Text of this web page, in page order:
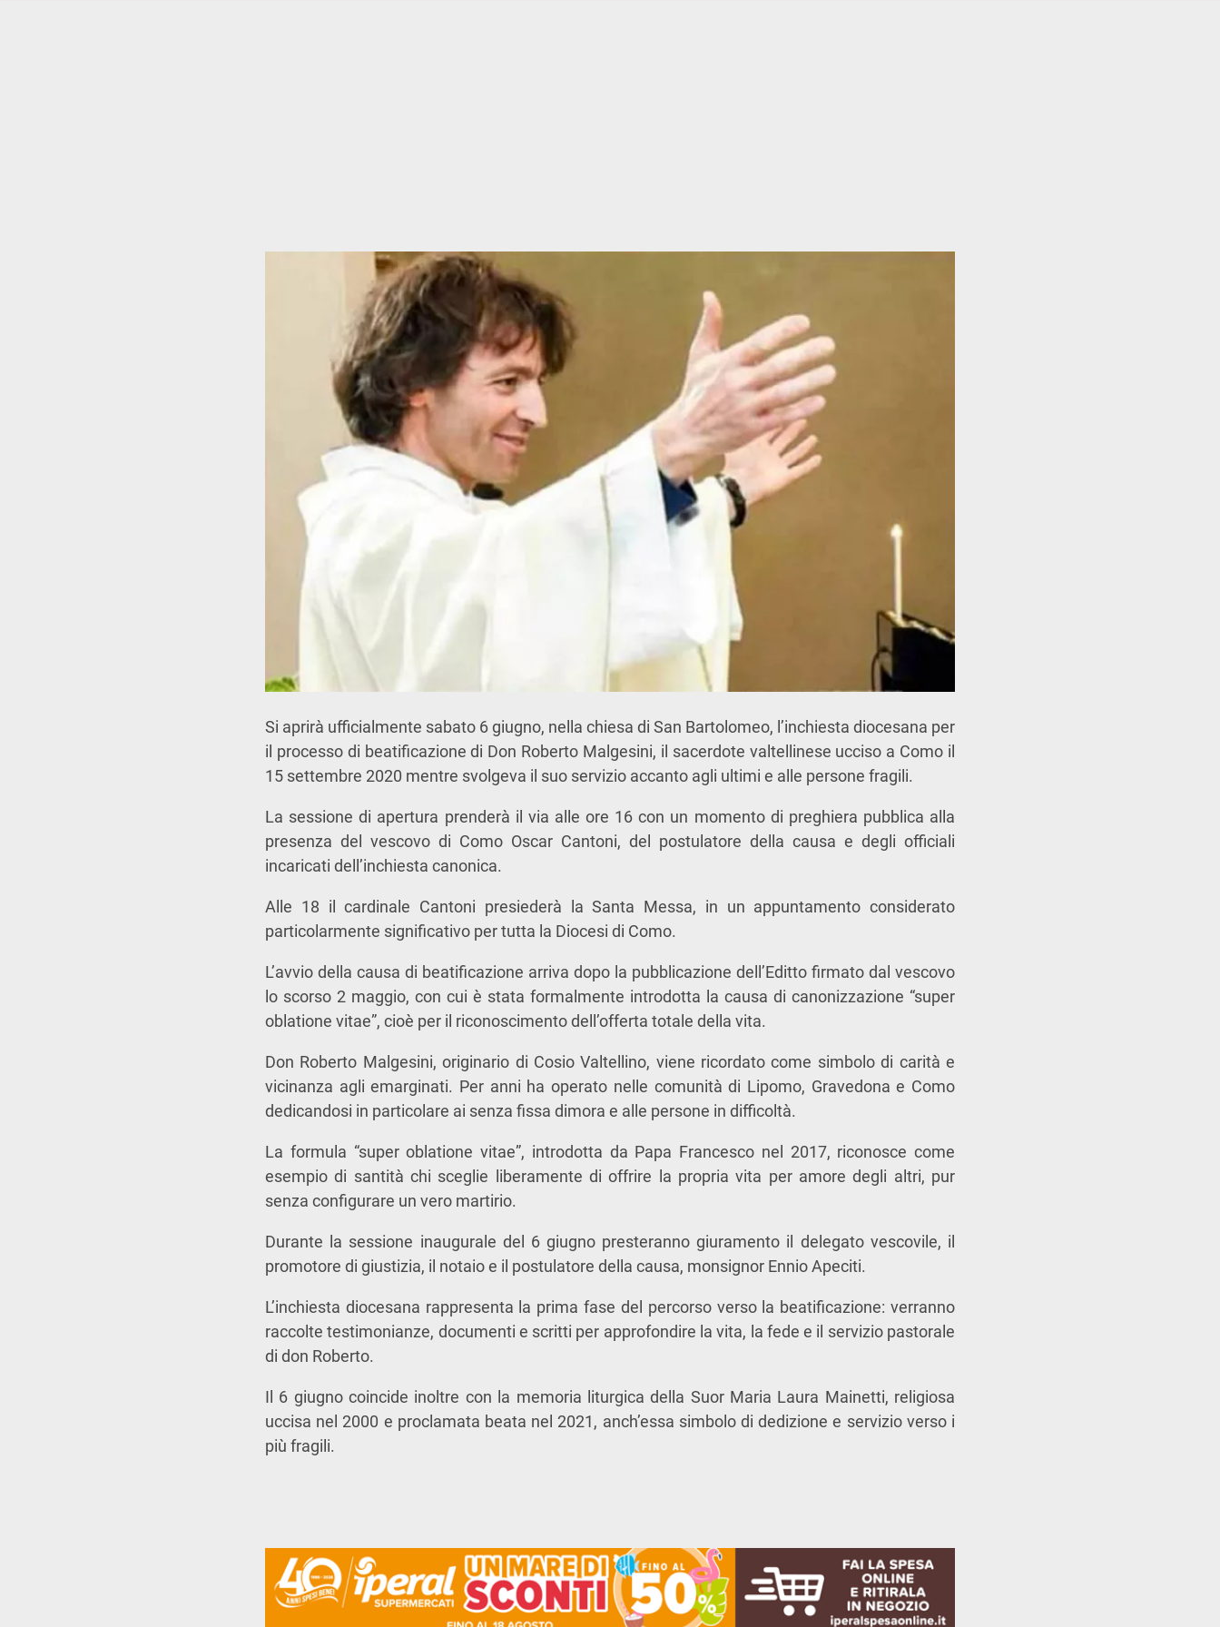
Si aprirà ufficialmente sabato 6 giugno, nella chiesa di San Bartolomeo, l’inchiesta diocesana per
il processo di beatificazione di Don Roberto Malgesini, il sacerdote valtellinese ucciso a Como il
15 settembre 2020 mentre svolgeva il suo servizio accanto agli ultimi e alle persone fragili.
La sessione di apertura prenderà il via alle ore 16 con un momento di preghiera pubblica alla
presenza del vescovo di Como Oscar Cantoni, del postulatore della causa e degli officiali
incaricati dell’inchiesta canonica.
Alle 18 il cardinale Cantoni presiederà la Santa Messa, in un appuntamento considerato
particolarmente significativo per tutta la Diocesi di Como.
L’avvio della causa di beatificazione arriva dopo la pubblicazione dell’Editto firmato dal vescovo
lo scorso 2 maggio, con cui è stata formalmente introdotta la causa di canonizzazione “super
oblatione vitae”, cioè per il riconoscimento dell’offerta totale della vita.
Don Roberto Malgesini, originario di Cosio Valtellino, viene ricordato come simbolo di carità e
vicinanza agli emarginati. Per anni ha operato nelle comunità di Lipomo, Gravedona e Como
dedicandosi in particolare ai senza fissa dimora e alle persone in difficoltà.
La formula “super oblatione vitae”, introdotta da Papa Francesco nel 2017, riconosce come
esempio di santità chi sceglie liberamente di offrire la propria vita per amore degli altri, pur
senza configurare un vero martirio.
Durante la sessione inaugurale del 6 giugno presteranno giuramento il delegato vescovile, il
promotore di giustizia, il notaio e il postulatore della causa, monsignor Ennio Apeciti.
L’inchiesta diocesana rappresenta la prima fase del percorso verso la beatificazione: verranno
raccolte testimonianze, documenti e scritti per approfondire la vita, la fede e il servizio pastorale
di don Roberto.
Il 6 giugno coincide inoltre con la memoria liturgica della Suor Maria Laura Mainetti, religiosa
uccisa nel 2000 e proclamata beata nel 2021, anch’essa simbolo di dedizione e servizio verso i
più fragili.